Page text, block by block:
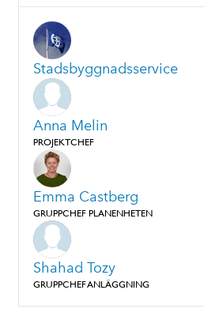
Stadsbyggnadsservice
Anna Melin
PROJEKTCHEF
Emma Castberg
GRUPPCHEF PLANENHETEN
Shahad Tozy
GRUPPCHEF ANLÄGGNING